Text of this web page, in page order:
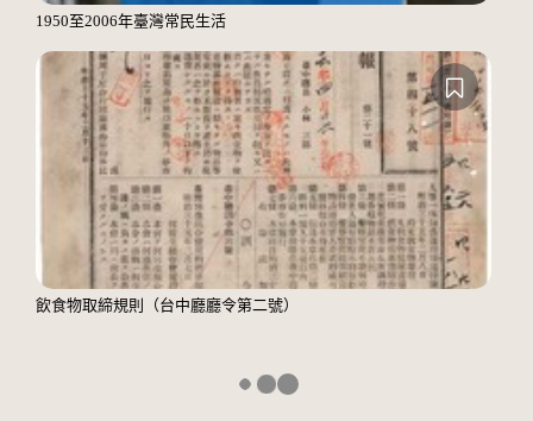
1950至2006年臺灣常民生活
飲食物取締規則（台中廳廳令第二號）